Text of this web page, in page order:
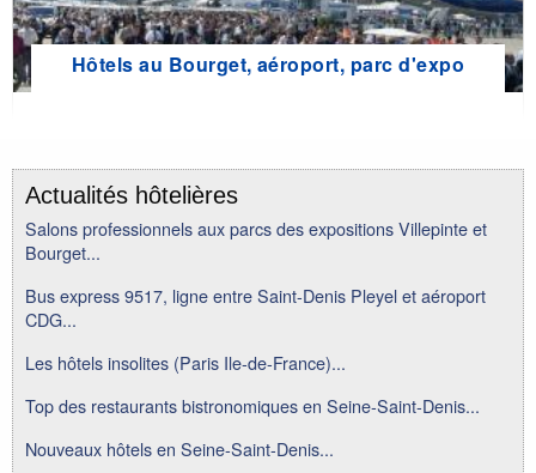
Hôtels au Bourget, aéroport, parc d'expo
Actualités hôtelières
Salons professionnels aux parcs des expositions Villepinte et
Bourget...
Bus express 9517, ligne entre Saint-Denis Pleyel et aéroport
CDG...
Les hôtels insolites (Paris Ile-de-France)...
Top des restaurants bistronomiques en Seine-Saint-Denis...
Nouveaux hôtels en Seine-Saint-Denis...